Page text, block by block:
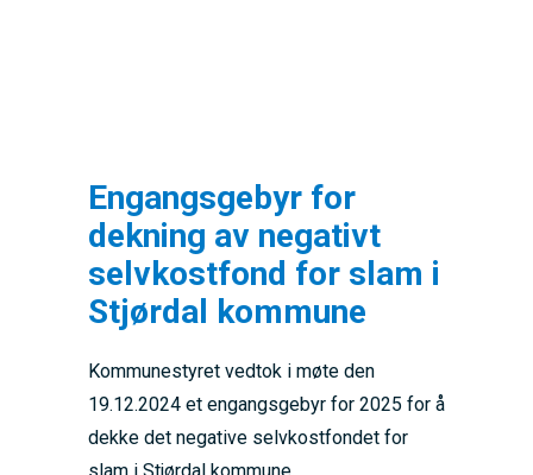
Engangsgebyr for
dekning av negativt
selvkostfond for slam i
Stjørdal kommune
Kommunestyret vedtok i møte den
19.12.2024 et engangsgebyr for 2025 for å
dekke det negative selvkostfondet for